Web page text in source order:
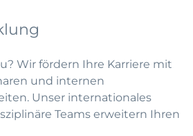
Wir fördern Ihre Karriere mit
und internen
Unser internationales
Teams erweitern Ihren